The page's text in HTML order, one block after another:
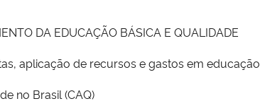
DA EDUCAÇÃO BÁSICA E QUALIDADE
aplicação de recursos e gastos em educação
no Brasil (CAQ)